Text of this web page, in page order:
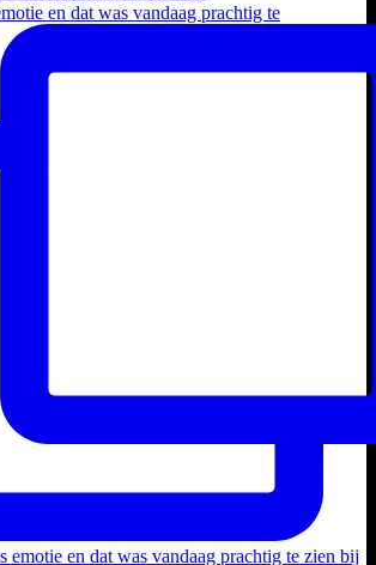
en dat was vandaag prachtig te